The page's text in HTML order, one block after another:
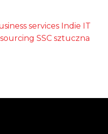
services Indie IT
SSC sztuczna